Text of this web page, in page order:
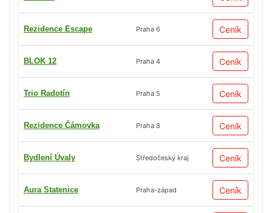
Rezidence Escape Praha 6 Ceník
BLOK 12 Praha 4 Ceník
Trio Radotín Praha 5 Ceník
Rezidence Čámovka Praha 8 Ceník
Bydlení Úvaly Středočeský kraj Ceník
Aura Statenice Praha-západ Ceník